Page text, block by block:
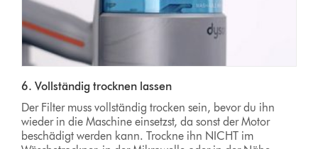
6. Vollständig trocknen lassen
Der Filter muss vollständig trocken sein, bevor du ihn
wieder in die Maschine einsetzst, da sonst der Motor
beschädigt werden kann. Trockne ihn NICHT im